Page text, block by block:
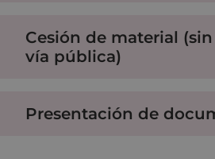
Cesión de material
vía pública)
Presentación de